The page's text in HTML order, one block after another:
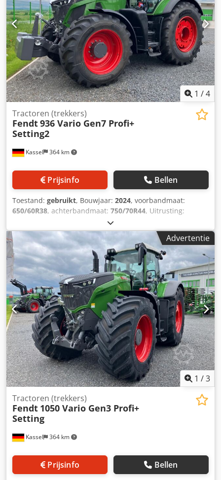
1 /4
Kassel 364 km
Tractoren (trekkers)
Fendt936 Vario Gen7 Profi+
Setting2
Prijsinfo Bellen
Toestand: gebruikt, Bouwjaar: 2024, voorbandmaat:
650/60R38, achterbandmaat: 750/70R44, Uitrusting:
, Section control, belastingsgewicht
achterwielen 2x 650 kg, omkeerbare ventilator, koelbox /
infotainmentpakket, Contour Assistant, geleidingssysteem
basispakket, RTK Novatel TI / Headland agronomie
basispakket, telemetrie basispakket / Dwedpfx Aott I
Nvjicea
Advertentie
1 /3
Kassel 364 km
Tractoren (trekkers)
Fendt 1050 Vario Gen3 Profi+
Setting
Prijsinfo Bellen